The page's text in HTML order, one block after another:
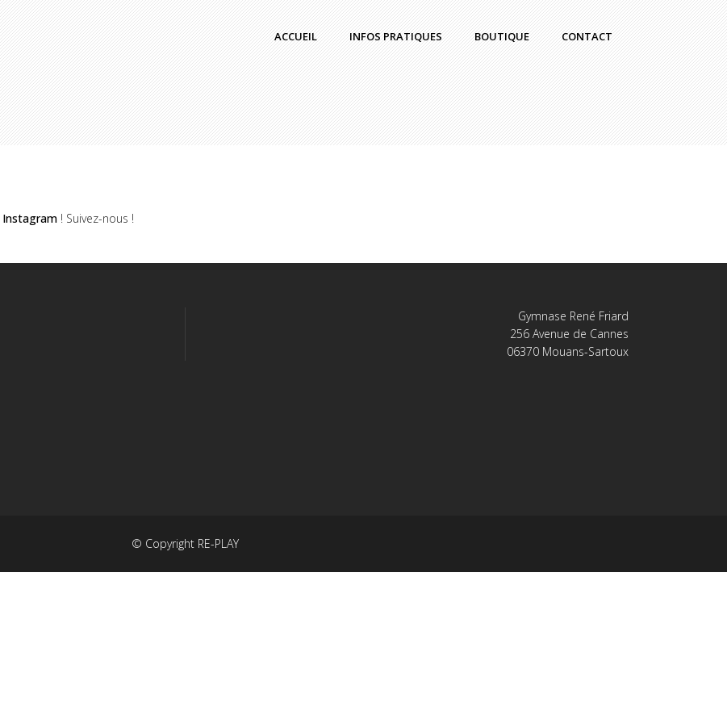
ACCUEIL INFOS PRATIQUES BOUTIQUE CONTACT
Instagram ! Suivez-nous !
Gymnase René Friard
256 Avenue de Cannes
06370 Mouans-Sartoux
© Copyright RE-PLAY